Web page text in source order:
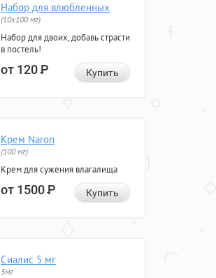
Набор для влюбленных
(10х100 мг)
Набор для двоих, добавь страсти
в постель!
от 120Р Купить
Крем Naron
(100 мг)
Крем для сужения влагалища
от 1500Р Купить
Сиалис 5 мг
5мг